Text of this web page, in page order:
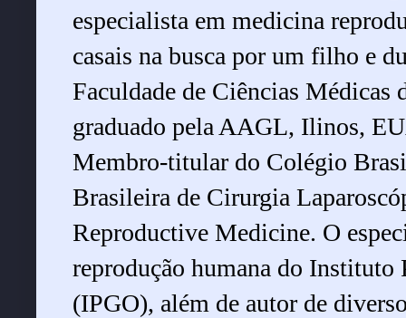
especialista em medicina
casais na busca por um filho e
Faculdade de Ciências Médicas
graduado pela AAGL, Ilinos,
Membro-titular do Colégio
Brasileira de Cirurgia
Reproductive Medicine. O
reprodução humana do
(IPGO), além de autor de